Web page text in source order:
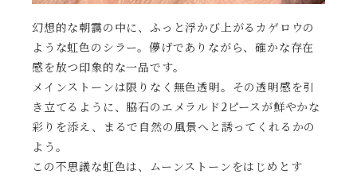
幻想的な朝靄の中に、ふっと浮かび上がるカゲロウの
ような虹色のシラー。儚げでありながら、確かな存在
感を放つ印象的な一品です。
メインストーンは限りなく無色透明。その透明感を引
き立てるように、脇石のエメラルド2ピースが鮮やかな
彩りを添え、まるで自然の風景へと誘ってくれるかの
よう。
この不思議な虹色は、ムーンストーンをはじめとす